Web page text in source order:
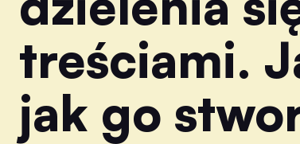
treściami.
jak go